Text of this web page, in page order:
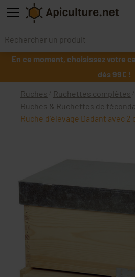
Skip to main content
En ce moment, choisissez votre
dès 99€ !
Ruches
Ruchettes complètes
Ruches & Ruchettes de
Ruche d'élevage Dadant avec